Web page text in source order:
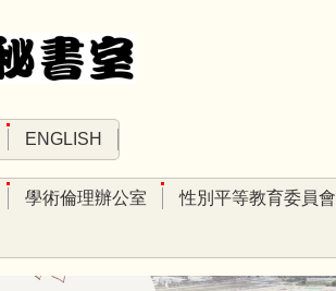
ENGLISH
學術倫理辦公室 性別平等教育委員會